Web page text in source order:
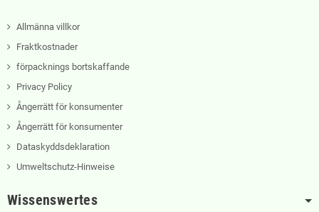
Allmänna villkor
Fraktkostnader
förpacknings bortskaffande
Privacy Policy
Ångerrätt för konsumenter
Ångerrätt för konsumenter
Dataskyddsdeklaration
Umweltschutz-Hinweise
Wissenswertes